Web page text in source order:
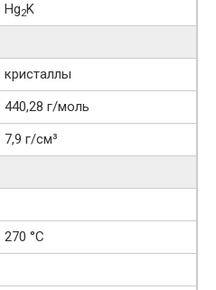
Hg2K
кристаллы
440,28 г/моль
7,9 г/см³
270 °C